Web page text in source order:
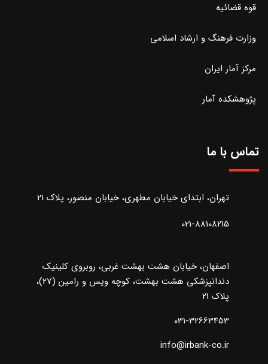
قوه قضائیه
وزارت فرهنگ و ارشاد اسلامی
مرکز آمار ایران
پژوهشکده آمار
تماس با ما
تهران، ابتدای خیابان مطهری، خیابان منصور، پلاک 21
021-88108215
اصفهان، خیابان هشت بهشت غربی، روبروی کلینیک
دندانپزشکی هشت بهشت، کوچه ویس و رامین (27)،
پلاک 21
031-32663453
info@irbank-co.ir